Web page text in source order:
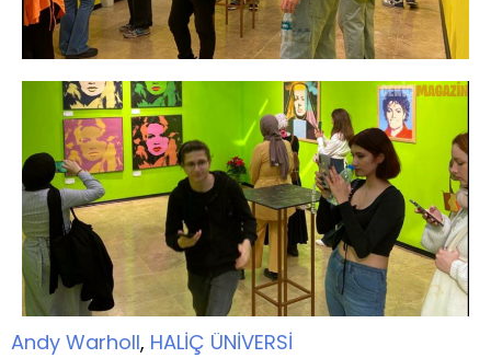
Andy Warholl, HALİÇ ÜNİVERSİ